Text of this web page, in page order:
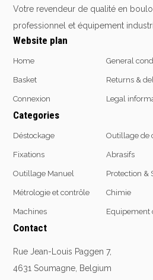
Votre revendeur de qualité en
professionnel et équipement
Website plan
Home
Basket
Connexion
General
Returns &
Legal
Categories
Déstockage
Fixations
Outillage Manuel
Métrologie et contrôle
Machines
Outillage de
Abrasifs
Protection &
Chimie
Equipement
Contact
Rue Jean-Louis Paggen 7,
4631 Soumagne, Belgium